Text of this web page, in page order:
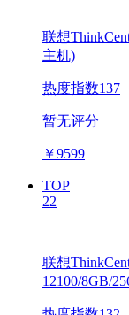
联想
主机)
热度指数137
暂无评分
￥9599
TOP
22
联想
12100/8GB/